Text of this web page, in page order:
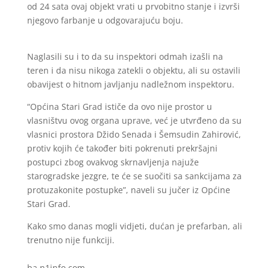
od 24 sata ovaj objekt vrati u prvobitno stanje i izvrši
njegovo farbanje u odgovarajuću boju.
Naglasili su i to da su inspektori odmah izašli na
teren i da nisu nikoga zatekli o objektu, ali su ostavili
obavijest o hitnom javljanju nadležnom inspektoru.
“Općina Stari Grad ističe da ovo nije prostor u
vlasništvu ovog organa uprave, već je utvrđeno da su
vlasnici prostora Džido Senada i Šemsudin Zahirović,
protiv kojih će također biti pokrenuti prekršajni
postupci zbog ovakvog skrnavljenja najuže
starogradske jezgre, te će se suočiti sa sankcijama za
protuzakonite postupke”, naveli su jučer iz Općine
Stari Grad.
Kako smo danas mogli vidjeti, dućan je prefarban, ali
trenutno nije funkciji.